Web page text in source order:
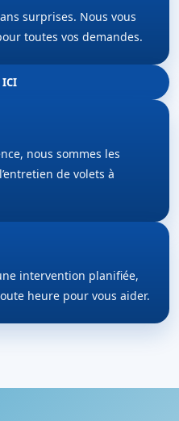
surprises. Nous vous
toutes vos demandes.
ICI
nous sommes les
de volets à
intervention planifiée,
heure pour vous aider.